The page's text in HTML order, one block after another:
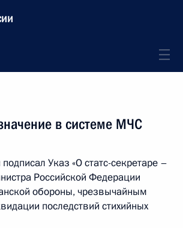
в системе МЧС
Указ «О статс-секретаре –
Российской Федерации
обороны, чрезвычайным
последствий стихийных